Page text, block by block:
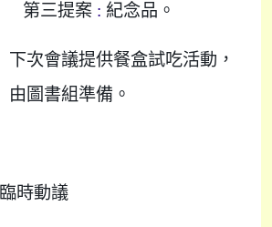
第三提案 : 紀念品。
下次會議提供餐盒試吃活動，
由圖書組準備。
臨時動議